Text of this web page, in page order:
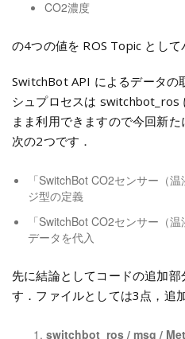
CO2濃度
の4つの値を ROS Topic として
SwitchBot API によるデータの
シュプロセスは switchbot_ros
まま利用できますので今回新
次の2つです．
「SwitchBot CO2センサー（
ジ型の定義
「SwitchBot CO2センサー（
データを代入
先に結論としてコードの追加
す．ファイルとしては3点，追
switchbot_ros / msg /